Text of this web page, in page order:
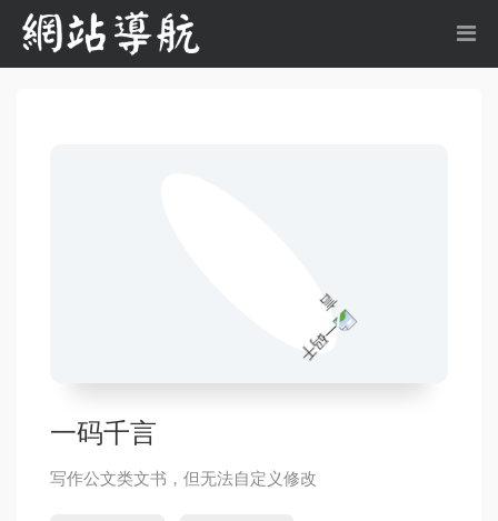
一码千言
写作公文类文书，但无法自定义修改